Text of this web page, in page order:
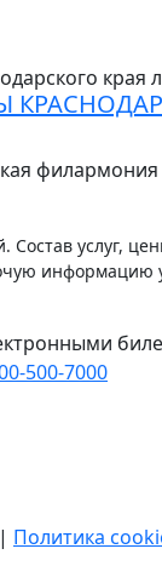
Состав услуг,
информацию
500-7000
| Политика